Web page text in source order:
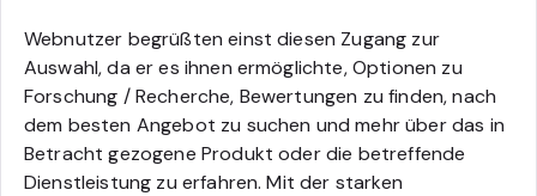
Webnutzer begrüßten einst diesen Zugang zur
Auswahl, da er es ihnen ermöglichte, Optionen zu
Forschung / Recherche, Bewertungen zu finden, nach
dem besten Angebot zu suchen und mehr über das in
Betracht gezogene Produkt oder die betreffende
Dienstleistung zu erfahren. Mit der starken